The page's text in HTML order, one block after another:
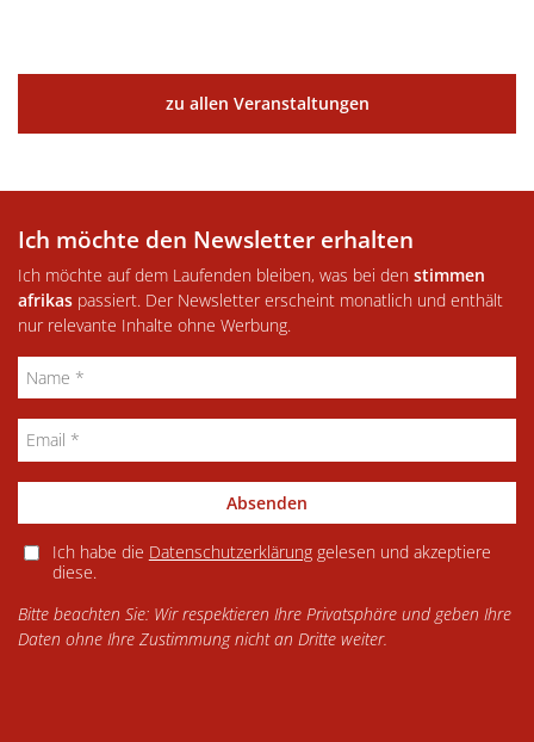
zu allen Veranstaltungen
Ich möchte den Newsletter erhalten
Ich möchte auf dem Laufenden bleiben, was bei den stimmen
afrikas passiert. Der Newsletter erscheint monatlich und enthält
nur relevante Inhalte ohne Werbung.
Absenden
Ich habe die Datenschutzerklärunggelesen und akzeptiere
diese.
Bitte beachten Sie: Wir respektieren Ihre Privatsphäre und geben Ihre
Daten ohne Ihre Zustimmung nicht an Dritte weiter.